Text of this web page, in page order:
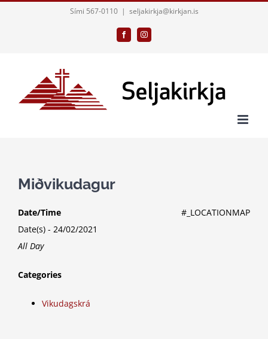
Sími 567-0110 | seljakirkja@kirkjan.is
FacebookInstagram
Miðvikudagur
#_LOCATIONMAP
Date/Time
Date(s) - 24/02/2021
All Day
Categories
Vikudagskrá